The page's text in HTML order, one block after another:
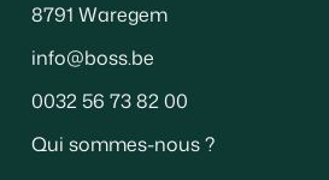
8791 Waregem
info@boss.be
0032 56 73 82 00
Qui sommes-nous ?